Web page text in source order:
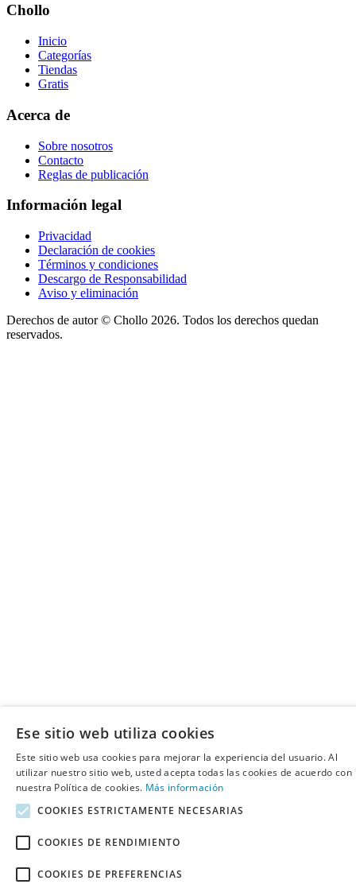
Chollo
Inicio
Categorías
Tiendas
Gratis
Acerca de
Sobre nosotros
Contacto
Reglas de publicación
Información legal
Privacidad
Declaración de cookies
Términos y condiciones
Descargo de Responsabilidad
Aviso y eliminación
Derechos de autor © Chollo 2026. Todos los derechos quedan
reservados.
Ese sitio web utiliza cookies
Este sitio web usa cookies para mejorar la experiencia del usuario. Al
utilizar nuestro sitio web, usted acepta todas las cookies de acuerdo con
nuestra Política de cookies. Más información
COOKIES ESTRICTAMENTE NECESARIAS
COOKIES DE RENDIMIENTO
COOKIES DE PREFERENCIAS